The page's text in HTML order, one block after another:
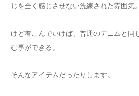
じを全く感じさせない洗練された雰囲気。
けど着こんでいけば、普通のデニムと同
む事ができる。
そんなアイテムだったりします。